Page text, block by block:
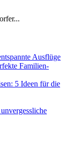
Ausflüge
Familien-
5 Ideen für die